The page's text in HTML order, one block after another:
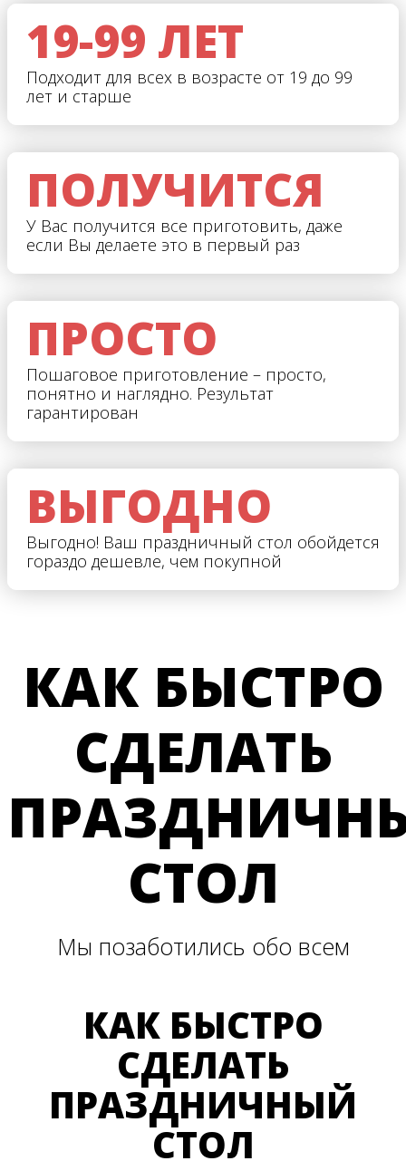
19-99 ЛЕТ
Подходит для всех в возрасте от 19 до 99
лет и старше
ПОЛУЧИТСЯ
У Вас получится все приготовить, даже
если Вы делаете это в первый раз
ПРОСТО
Пошаговое приготовление – просто,
понятно и наглядно. Результат
гарантирован
ВЫГОДНО
Выгодно! Ваш праздничный стол обойдется
гораздо дешевле, чем покупной
КАК БЫСТРО
СДЕЛАТЬ
СТОЛ
Мы позаботились обо всем
КАК БЫСТРО
СДЕЛАТЬ
ПРАЗДНИЧНЫЙ
СТОЛ